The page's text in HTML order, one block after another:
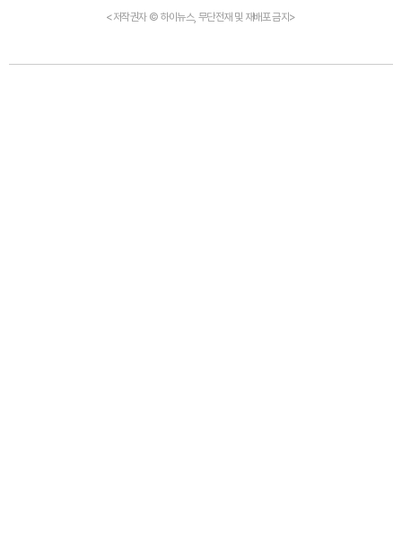
<저작권자 © 하이뉴스, 무단전재 및 재배포 금지>